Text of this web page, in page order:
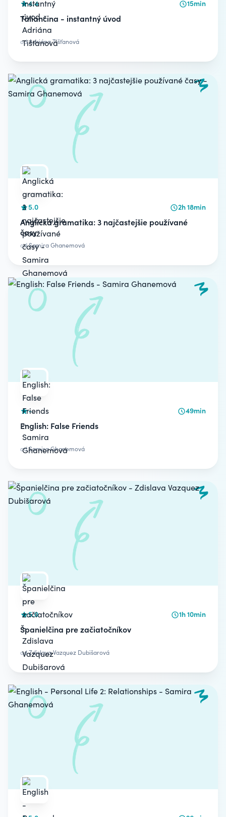
4.4 15min
Taliančina - instantný úvod
odAdriána Tišťanová
5.0 2h 18min
Anglická gramatika: 3 najčastejšie používané
časy
odSamira Ghanemová
- 49min
English: False Friends
odSamira Ghanemová
5.0 1h 10min
Španielčina pre začiatočníkov
odZdislava Vazquez Dubišarová